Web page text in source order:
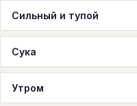
Сильный и тупой
Сука
Утром